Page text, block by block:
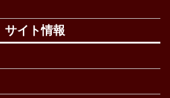
サイト情報